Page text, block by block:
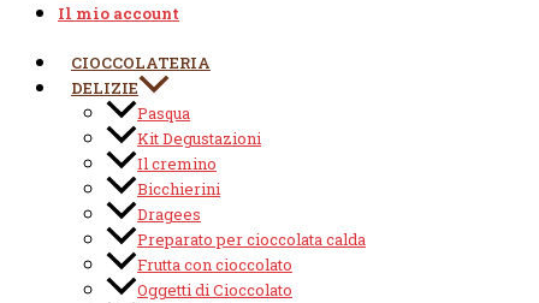
Il mio account
CIOCCOLATERIA
DELIZIE
Pasqua
Kit Degustazioni
Il cremino
Bicchierini
Dragees
Preparato per cioccolata calda
Frutta con cioccolato
Oggetti di Cioccolato